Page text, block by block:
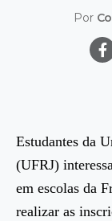
Por
Estudantes da
(UFRJ)
em escolas da
realizar as